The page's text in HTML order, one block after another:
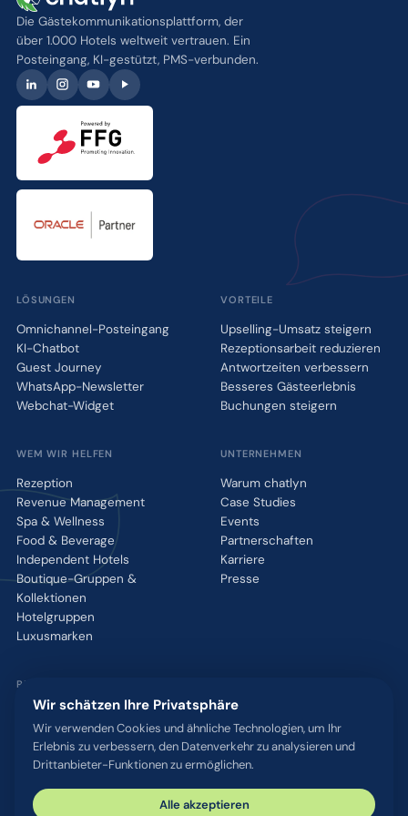
Die Gästekommunikationsplattform, der
über 1.000 Hotels weltweit vertrauen. Ein
Posteingang, KI-gestützt, PMS-verbunden.
LÖSUNGEN
Omnichannel-Posteingang
KI-Chatbot
Guest Journey
WhatsApp-Newsletter
Webchat-Widget
VORTEILE
Upselling-Umsatz steigern
Rezeptionsarbeit reduzieren
Antwortzeiten verbessern
Besseres Gästeerlebnis
Buchungen steigern
WEM WIR HELFEN
Rezeption
Revenue Management
Spa & Wellness
Food & Beverage
Independent Hotels
Boutique-Gruppen &
Kollektionen
Hotelgruppen
Luxusmarken
UNTERNEHMEN
Warum chatlyn
Case Studies
Events
Partnerschaften
Karriere
Presse
RESSOURCEN
Integrationen
Blog
Glossar
WhatsApp QR-Tool
Kontakt
Wir schätzen Ihre Privatsphäre
Wir verwenden Cookies und ähnliche Technologien, um Ihr
Erlebnis zu verbessern, den Datenverkehr zu analysieren und
Drittanbieter-Funktionen zu ermöglichen.
Alle akzeptieren